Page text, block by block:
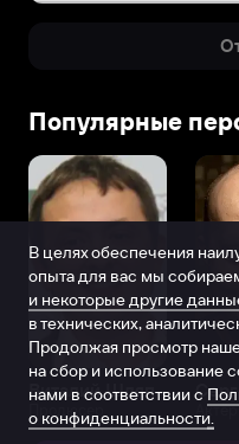
Популярные
Виталий Шляппо
Продюсер
В целях обеспечения
опыта для вас мы
и некоторые другие
в технических,
Продолжая просмотр
на сбор и использование
нами в соответствии с
о конфиденциальности.